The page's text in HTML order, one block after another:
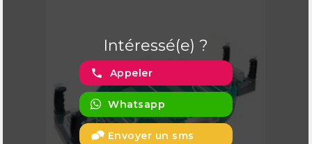
Intéressé(e) ?
phone Appeler
Whatsapp
Envoyer un sms